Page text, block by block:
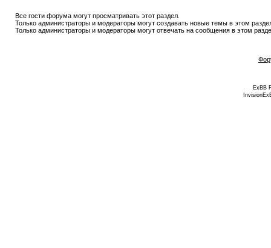
Все гости форума могут просматривать этот раздел.
Только администраторы и модераторы могут создавать новые темы в этом
Только администраторы и модераторы могут отвечать на сообщения в этом
ExBB